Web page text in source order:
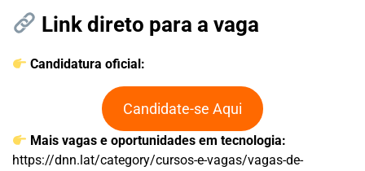
Link direto para a vaga
Candidatura oficial:
Candidate-se Aqui
Mais vagas e oportunidades em tecnologia:
https://dnn.lat/category/cursos-e-vagas/vagas-de-